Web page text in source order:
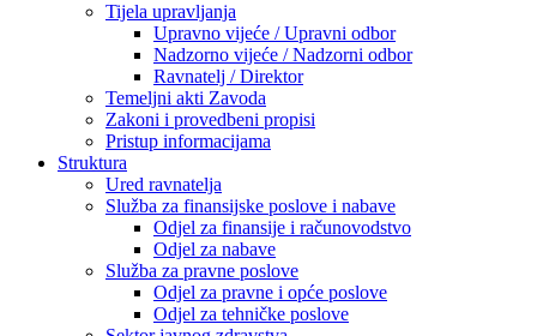
Tijela upravljanja
Upravno vijeće / Upravni odbor
Nadzorno vijeće / Nadzorni odbor
Ravnatelj / Direktor
Temeljni akti Zavoda
Zakoni i provedbeni propisi
Pristup informacijama
Struktura
Ured ravnatelja
Služba za finansijske poslove i nabave
Odjel za finansije i računovodstvo
Odjel za nabave
Služba za pravne poslove
Odjel za pravne i opće poslove
Odjel za tehničke poslove